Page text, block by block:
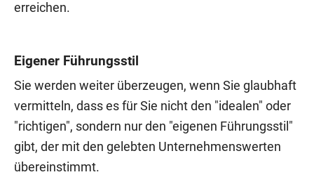
erreichen.
Eigener Führungsstil
Sie werden weiter überzeugen, wenn Sie glaubhaft
vermitteln, dass es für Sie nicht den "idealen" oder
"richtigen", sondern nur den "eigenen Führungsstil"
gibt, der mit den gelebten Unternehmenswerten
übereinstimmt.